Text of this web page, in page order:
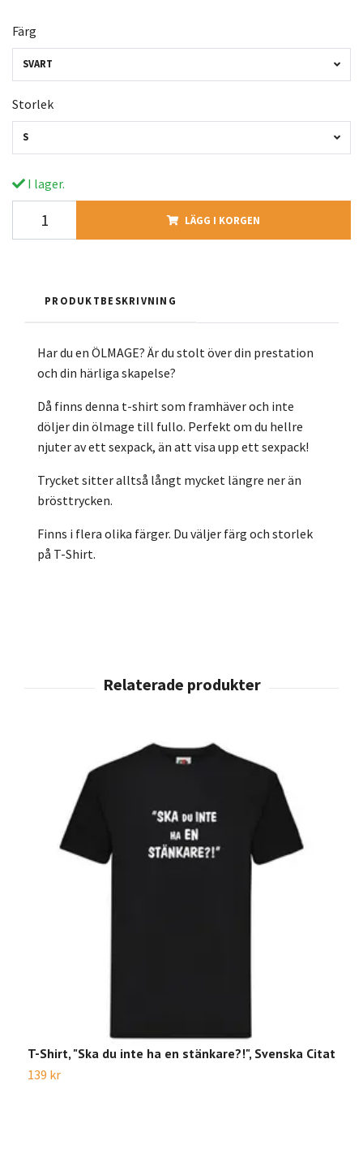
Färg
SVART
Storlek
S
I lager.
LÄGG I KORGEN
PRODUKTBESKRIVNING
Har du en ÖLMAGE? Är du stolt över din prestation
och din härliga skapelse?
Då finns denna t-shirt som framhäver och inte
döljer din ölmage till fullo. Perfekt om du hellre
njuter av ett sexpack, än att visa upp ett sexpack!
Trycket sitter alltså långt mycket längre ner än
brösttrycken.
Finns i flera olika färger. Du väljer färg och storlek
på T-Shirt.
T-Shirt, "Ska du inte ha en stänkare?!", Svenska Citat
139 kr